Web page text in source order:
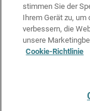
Cookie-Richtlinie
Media & Brand Kit
stimmen Sie der
Ihrem Gerät zu,
verbessern, die
unsere
Cookie-Richtlinie